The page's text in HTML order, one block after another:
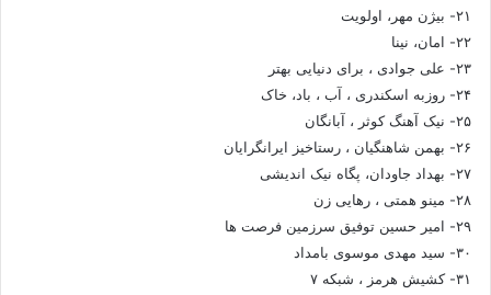
۲۱- بیژن مهر، اولویت
۲۲- امان، نینا
۲۳- علی جوادی ، برای دنیایی بهتر
۲۴- روزبه اسکندری ، آب ، باد، خاک
۲۵- نیک آهنگ کوثر ، آبانگان
۲۶- بهمن شاهنگیان ، رستاخیز ایرانگرایان
۲۷- بهداد جاودان، پگاه نیک اندیشی
۲۸- مینو همتی ، رهایی زن
۲۹- امیر حسین توفیق سرزمین فرصت ها
۳۰- سید مهدی موسوی بامداد
۳۱- کشیش هرمز ، شبکه ۷